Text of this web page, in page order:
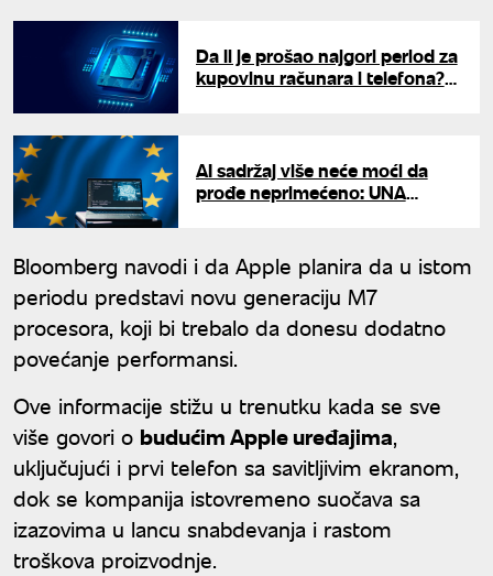
Da li je prošao najgori period za
kupovinu računara i telefona?
AI sadržaj više neće moći da
prođe neprimećeno: UNA
Bloomberg navodi i da Apple planira da u istom
periodu predstavi novu generaciju M7
procesora, koji bi trebalo da donesu dodatno
povećanje performansi.
Ove informacije stižu u trenutku kada se sve
više govori o budućim Apple uređajima,
uključujući i prvi telefon sa savitljivim ekranom,
dok se kompanija istovremeno suočava sa
izazovima u lancu snabdevanja i rastom
troškova proizvodnje.